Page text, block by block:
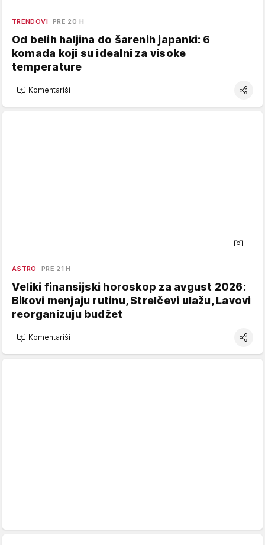
TRENDOVI PRE 20 H
Od belih haljina do šarenih japanki: 6
komada koji su idealni za visoke
temperature
Komentariši
ASTRO PRE 21 H
Veliki finansijski horoskop za avgust 2026:
Bikovi menjaju rutinu, Strelčevi ulažu, Lavovi
reorganizuju budžet
Komentariši